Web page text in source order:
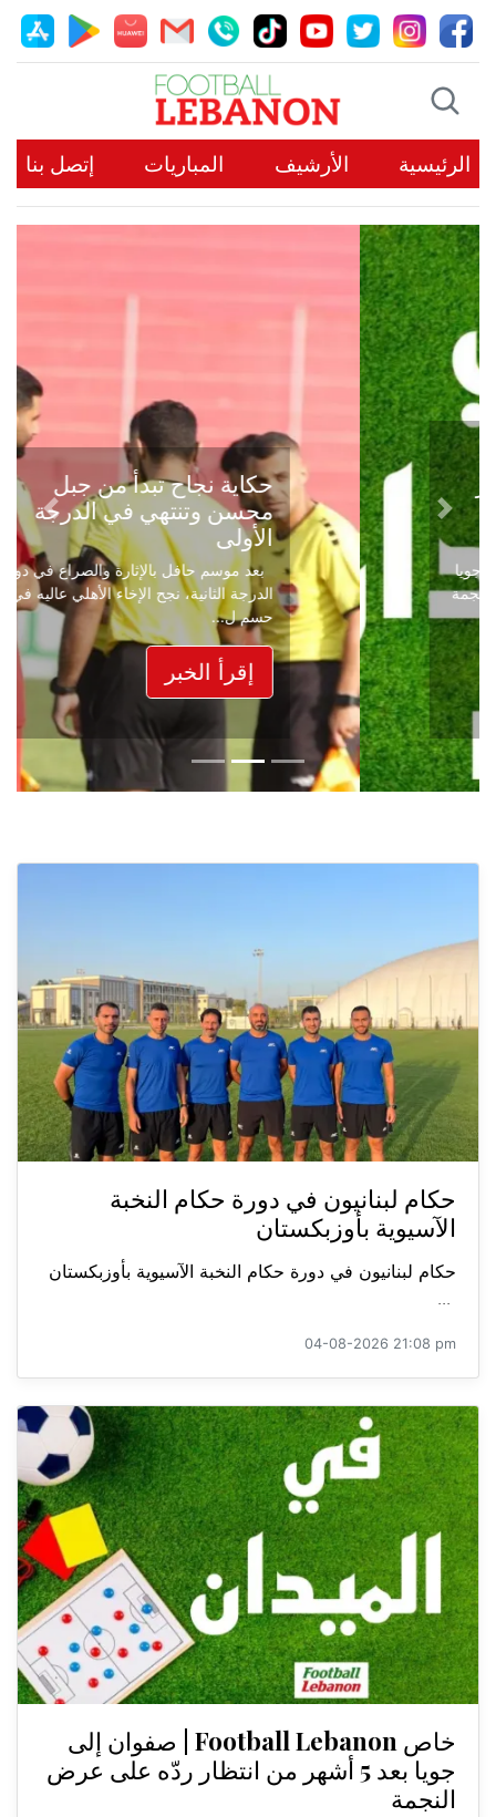
الرئيسية الأرشيف المباريات إتصل بنا
حكاية نجاح تبدأ من جبل
محسن وتنتهي في الدرجة
الأولى
بعد موسم حافل بالإثارة والصراع في دوري
الدرجة الثانية، نجح الإخاء الأهلي عاليه في
حسم ل...
إقرأ الخبر
Previous
Next
حكام لبنانيون في دورة حكام النخبة
الآسيوية بأوزبكستان
حكام لبنانيون في دورة حكام النخبة الآسيوية بأوزبكستان
...
04-08-2026 21:08 pm
خاص Football Lebanon | صفوان إلى
جويا بعد 5 أشهر من انتظار ردّه على عرض
النجمة